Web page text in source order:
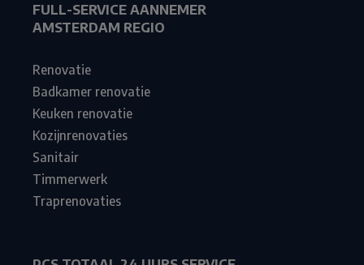
FULL-SERVICE AANNEMER
AMSTERDAM REGIO
Renovatie
Badkamer renovatie
Keuken renovatie
Kozijnrenovaties
Sanitair
Timmerwerk
Traprenovaties